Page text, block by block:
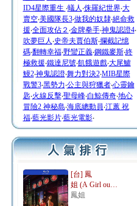
ID4星際重生 ‧蟻人 ‧侏羅紀世界‧大
賣空‧美國隊長3‧做我的奴隸‧絕命救
援‧全面攻佔２ ‧金牌拳手‧神鬼認證4‧
吹夢巨人 ‧史帝夫賈伯斯‧攔截記憶
碼‧翻轉幸福‧野蠻正義‧鋼鐵麥斯‧終
極救援‧鐵達尼號‧飢餓遊戲‧大尾鱸
鰻2‧神鬼認證‧舞力對決2‧MIB星際
戰警3‧黑勢力‧公主與狩獵者‧心靈鑰
匙‧火線反擊‧聖母峰‧白鯨傳奇‧地心
冒險2 神秘島‧海底總動員‧江蕙 祝
福‧藍光影片‧藍光電影‧
[台] 鳳
姐 (A Girl ou…
鳳姐